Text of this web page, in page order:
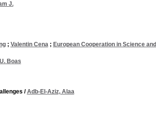
J.
; Valentin Cena; European Cooperation in Science and
U. Boas
/Adb-El-Aziz, Alaa